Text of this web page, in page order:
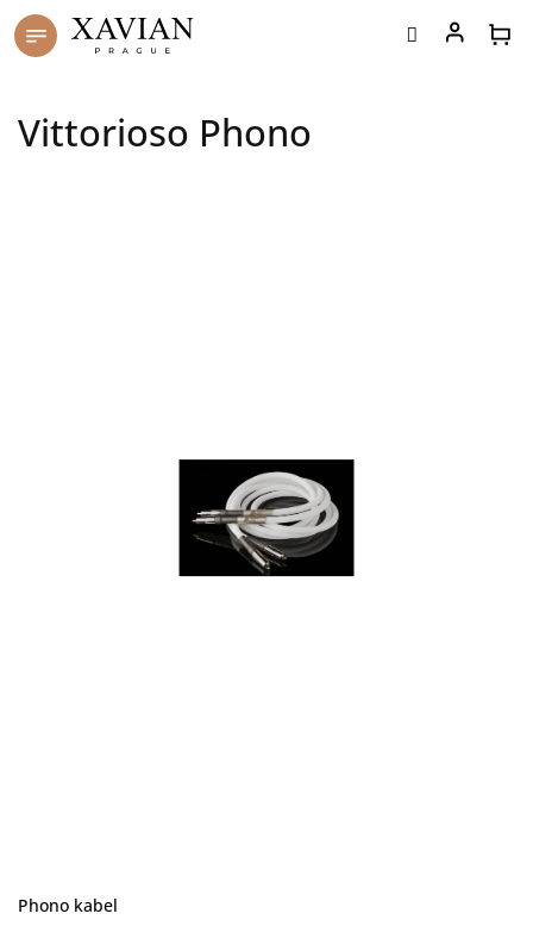
Přejít
na
Vittorioso Phono
Phono kabel